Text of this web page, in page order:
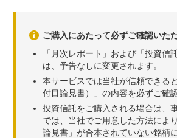
ご購入にあたって必ずご確認いた
「月次レポート」および「投資
は、予告なしに変更されます。
本サービスでは当社が信頼できる
付目論見書）」の内容を必ずご確
投資信託をご購入される場合は、
では、当社でご用意した方法によ
論見書」が合本されていない銘柄